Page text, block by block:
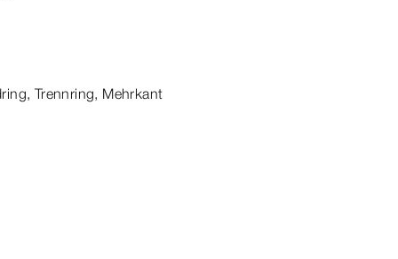
Trennring, Mehrkant